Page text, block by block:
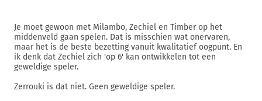
Je moet gewoon met Milambo, Zechiel en Timber op het
middenveld gaan spelen. Dat is misschien wat onervaren,
maar het is de beste bezetting vanuit kwalitatief oogpunt. En
ik denk dat Zechiel zich 'op 6' kan ontwikkelen tot een
geweldige speler.
Zerrouki is dat niet. Geen geweldige speler.